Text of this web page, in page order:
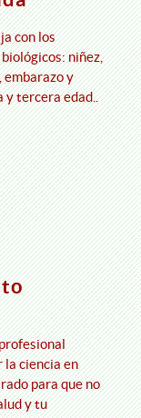
con los
niñez,
embarazo y
y tercera edad..
la ciencia en
para que no
y tu